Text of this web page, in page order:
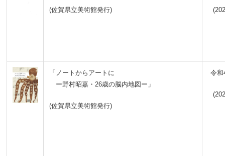
(佐賀県立美術館発行)
「ノートからアートに
ー野村昭嘉・26歳の脳内地図ー」
(佐賀県立美術館発行)
令和